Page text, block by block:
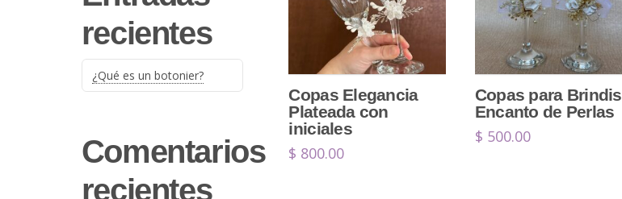
Copas Elegancia
Plateada con
iniciales
$ 800.00
Copas para Brindis
Encanto de Perlas
$ 500.00
recientes
¿Qué es un botonier?
Comentarios
recientes